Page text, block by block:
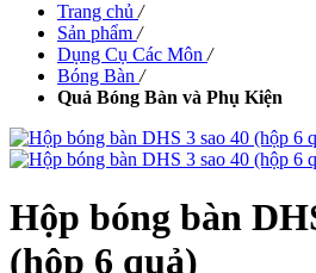
Trang chủ /
Sản phẩm /
Dụng Cụ Các Môn /
Bóng Bàn /
Quả Bóng Bàn và Phụ Kiện
Hộp bóng bàn
(hộp 6 quả)